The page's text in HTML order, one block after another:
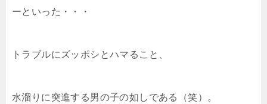
ーといった・・・
トラブルにズッポシとハマること、
水溜りに突進する男の子の如しである（笑）。